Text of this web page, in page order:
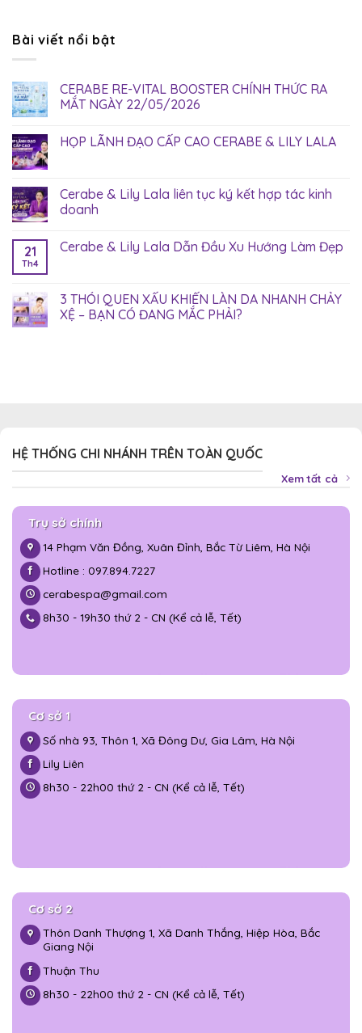
Bài viết nổi bật
CERABE RE-VITAL BOOSTER CHÍNH THỨC RA
MẮT NGÀY 22/05/2026
HỌP LÃNH ĐẠO CẤP CAO CERABE & LILY LALA
Cerabe & Lily Lala liên tục ký kết hợp tác kinh
doanh
21
Th4
Cerabe & Lily Lala Dẫn Đầu Xu Hướng Làm Đẹp
3 THÓI QUEN XẤU KHIẾN LÀN DA NHANH CHẢY
XỆ – BẠN CÓ ĐANG MẮC PHẢI?
HỆ THỐNG CHI NHÁNH TRÊN TOÀN QUỐC
Xem tất cả
Trụ sở chính
14 Phạm Văn Đồng, Xuân Đỉnh, Bắc Từ Liêm, Hà Nội
Hotline : 097.894.7227
cerabespa@gmail.com
8h30 - 19h30 thứ 2 - CN (Kể cả lễ, Tết)
Cơ sở 1
Số nhà 93, Thôn 1, Xã Đông Dư, Gia Lâm, Hà Nội
Lily Liên
8h30 - 22h00 thứ 2 - CN (Kể cả lễ, Tết)
Cơ sở 2
Thôn Danh Thượng 1, Xã Danh Thắng, Hiệp Hòa, Bắc
Giang Nội
Thuận Thu
8h30 - 22h00 thứ 2 - CN (Kể cả lễ, Tết)